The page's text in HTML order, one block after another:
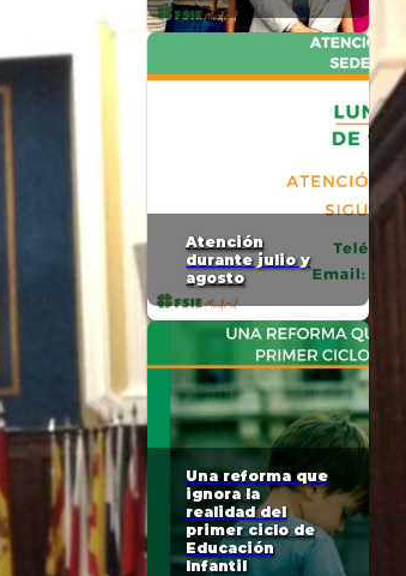
Atención
durante julio y
agosto
Una reforma que
ignora la
realidad del
primer ciclo de
Educación
Infantil